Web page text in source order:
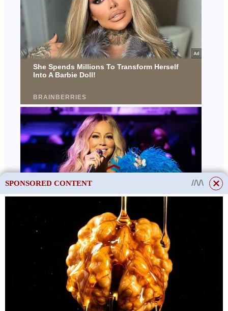
SPONSORED CONTENT